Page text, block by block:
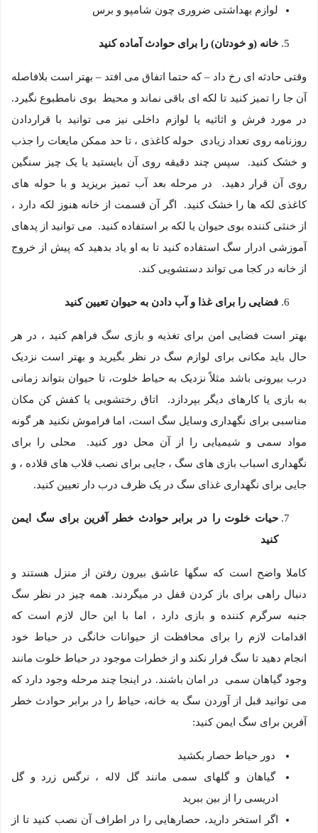
لوازم بهداشتی ضروری چون شامپو و برس
خانه (و خودتان) را برای حوادث آماده كنید
وقتی حادثه ای رخ داد – که حتما اتفاق می افتد – بهتر است بلافاصله
آن جا را تمیز کنید تا لکه ای باقی نماند و محیط بوی نامطبوع نگیرد.
در مورد فرش و اثاثیه یا لوازم داخلی نیز می توانید با قراردادن
روزنامه روی تعداد زیادی حوله کاغذی ، تا حد ممکن مایعات را جذب
و خشک کنید. سپس چند دقیقه روی آن بایستید یا یک چیز سنگین
روی آن قرار دهید. در مرحله بعد آب تمیز بریزید و با حوله های
کاغذی لکه ها را خشک کنید. اگر آن قسمت از خانه هنوز لکه دارد ،
از خنثی کننده بوی حیوان یا لکه بر استفاده کنید. می توانید از پدهای
آموزشی ادرار سگ استفاده کنید تا به او یاد بدهید که پیش از خروج
از خانه در کجا می تواند دستشویی کند.
فضایی را برای غذا و آب دادن به حیوان تعیین کنید
بهتر است فضایی امن برای تغذیه و بازی سگ فراهم کنید ، در هر
حال باید مکانی برای لوازم سگ در نظر بگیرید و بهتر است نزدیک
درب بیرونی باشد مثلاً نزدیک به حیاط خلوت، تا حیوان بتواند زمانی
به بازی یا کارهای دیگر بپردازد. اتاق رختشویی یا کفش کن مکان
مناسبی برای نگهداری وسایل سگ است، اما فراموش نکنید هر گونه
مواد سمی و شیمیایی را از آن محل دور کنید. محلی را برای
نگهداری اسباب بازی های سگ ، جایی برای نصب قلاب های قلاده ، و
جایی برای نگهداری غذای سگ در یک ظرف درب دار تعیین کنید.‌
حیات خلوت را در برابر حوادث خطر آفرین برای سگ ایمن
کنید
کاملا واضح است که سگها عاشق بیرون رفتن از منزل هستند و
دنبال راهی برای باز کردن قفل در میگردند. همه چیز در نظر سگ
جنبه سرگرم کننده و بازی دارد ، اما با این حال لازم است که
اقدامات لازم را برای محافظت از حیوانات خانگی در حیاط خود
انجام دهید تا سگ فرار نکند و از خطرات موجود در حیاط خلوت مانند
وجود گیاهان سمی در امان باشند. در اینجا چند مرحله وجود دارد که
می توانید قبل از آوردن سگ به خانه، حیاط را در برابر حوادث خطر
آفرین برای سگ ایمن کنید:
دور حیاط حصار بکشید
گیاهان و گلهای سمی مانند گل لاله ، نرگس زرد و گل
ادریسی را از بین ببرید
اگر استخر دارید، حصارهایی را در اطراف آن نصب کنید تا از